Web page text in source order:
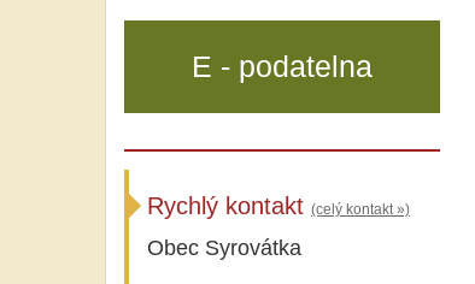
E - podatelna
Rychlý kontakt (celý kontakt »)
Obec Syrovátka